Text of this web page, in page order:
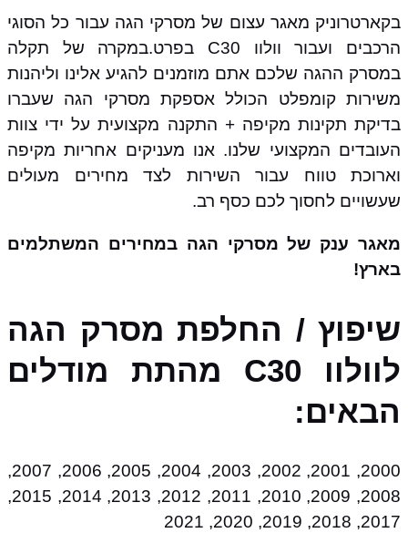
בקארטרוניק מאגר עצום של מסרקי הגה עבור כל הסוגי
הרכבים ועבור וולוו C30 בפרט.במקרה של תקלה
במסרק ההגה שלכם אתם מוזמנים להגיע אלינו וליהנות
משירות קומפלט הכולל אספקת מסרקי הגה שעברו
בדיקת תקינות מקיפה + התקנה מקצועית על ידי צוות
העובדים המקצועי שלנו. אנו מעניקים אחריות מקיפה
וארוכת טווח עבור השירות לצד מחירים מעולים
שעשויים לחסוך לכם כסף רב.
מאגר ענק של מסרקי הגה במחירים המשתלמים
בארץ!
שיפוץ / החלפת מסרק הגה
לוולוו C30 מהתת מודלים
הבאים:
2000, 2001, 2002, 2003, 2004, 2005, 2006, 2007,
2008, 2009, 2010, 2011, 2012, 2013, 2014, 2015,
2017, 2018, 2019, 2020, 2021